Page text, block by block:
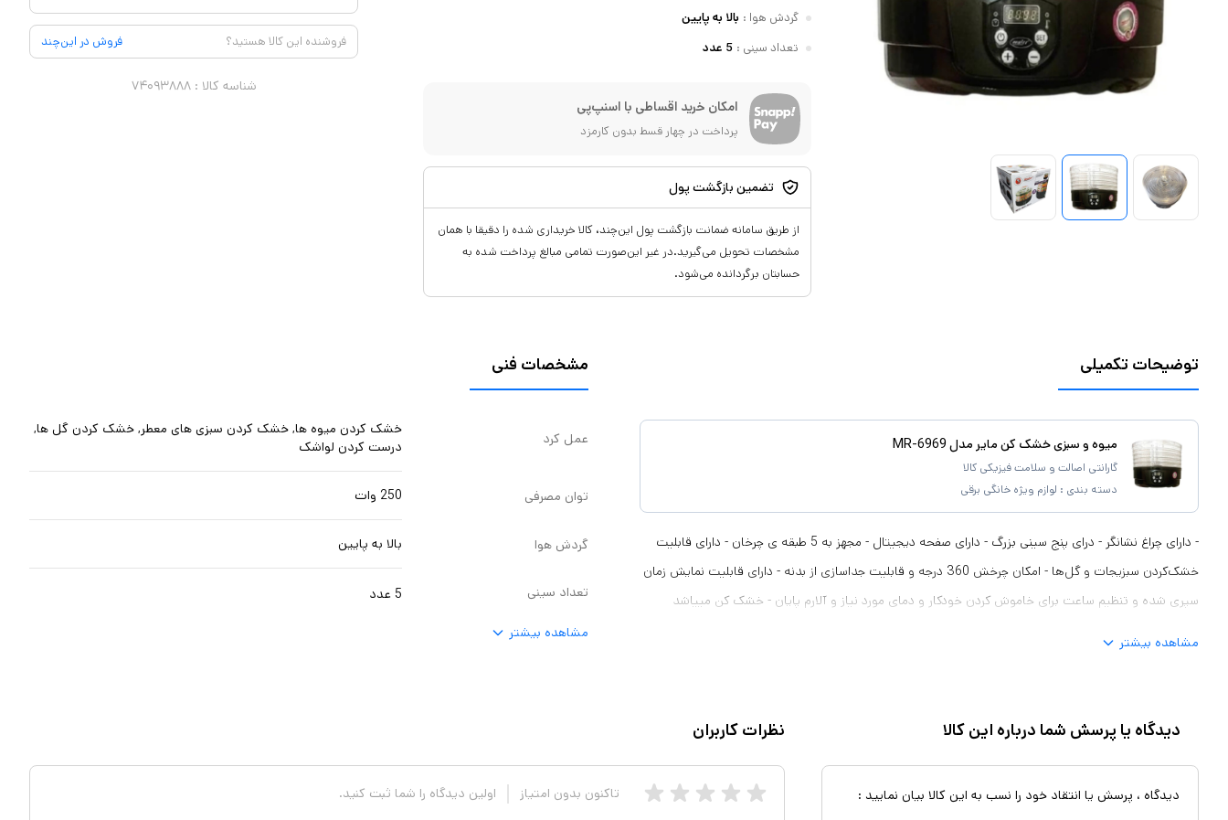
گردش هوا : بالا به پایین
تعداد سینی : 5 عدد
امکان خرید اقساطی با اسنپ‌پی
پرداخت در چهار قسط بدون کارمزد
تضمین بازگشت پول
از طریق سامانه ضمانت بازگشت پول این‌چند، کالا خریداری شده را دقیقا با همان
مشخصات تحویل می‌گیرید.در غیر این‌صورت تمامی مبالغ پرداخت شده به
حسابتان برگردانده می‌شود.
فروشنده این کالا هستید؟ فروش در این‌چند
شناسه کالا :۷۴۰۹۳۸۸۸
توضیحات تکمیلی
میوه و سبزی خشک کن مایر مدل MR-6969
گارانتی اصالت و سلامت فیزیکی کالا
دسته بندی : لوازم ویژه خانگی برقی
- دارای چراغ نشانگر - درای پنج سینی بزرگ - دارای صفحه دیجیتال - مجهز به 5 طبقه ی چرخان - دارای قابلیت
خشک‌کردن سبزیجات و گل‌ها - امکان چرخش 360 درجه و قابلیت جداسازی از بدنه - دارای قابلیت نمایش زمان
سپری شده و تنظیم ساعت برای خاموش کردن خودکار و دمای مورد نیاز و آلارم پایان - خشک کن مییاشد
مشاهده بیشتر
مشخصات فنی
عمل کرد
خشک کردن میوه‌ ها, خشک کردن سبزی‌ های معطر, خشک کردن گل‌ ها,
درست کردن لواشک
توان مصرفی 250 وات
گردش هوا بالا به پایین
تعداد سینی 5 عدد
مشاهده بیشتر
دیدگاه یا پرسش شما درباره این کالا
دیدگاه ، پرسش یا انتقاد خود را نسب به این کالا بیان نمایید :
نظرات کاربران
تاکنون بدون امتیاز اولین دیدگاه را شما ثبت کنید.